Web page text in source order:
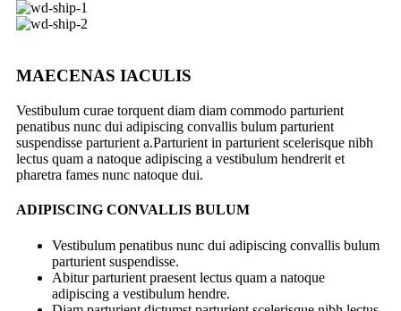
MAECENAS IACULIS
Vestibulum curae torquent diam diam commodo parturient
penatibus nunc dui adipiscing convallis bulum parturient
suspendisse parturient a.Parturient in parturient scelerisque nibh
lectus quam a natoque adipiscing a vestibulum hendrerit et
pharetra fames nunc natoque dui.
ADIPISCING CONVALLIS BULUM
Vestibulum penatibus nunc dui adipiscing convallis bulum
parturient suspendisse.
Abitur parturient praesent lectus quam a natoque
adipiscing a vestibulum hendre.